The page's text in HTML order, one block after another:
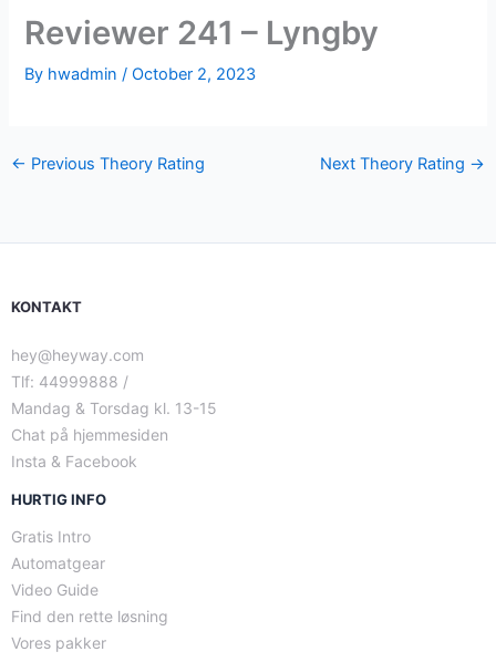
Reviewer 241 – Lyngby
By hwadmin/October 2, 2023
← Previous Theory Rating Next Theory Rating →
KONTAKT
hey@heyway.com
Tlf: 44999888 /
Mandag & Torsdag kl. 13-15
Chat på hjemmesiden
Insta & Facebook
HURTIG INFO
Gratis Intro
Automatgear
Video Guide
Find den rette løsning
Vores pakker